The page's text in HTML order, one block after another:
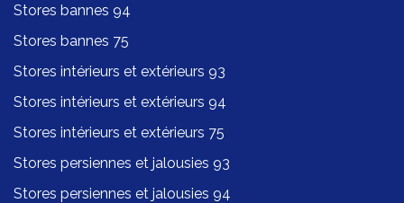
Stores bannes 94
Stores bannes 75
Stores intérieurs et extérieurs 93
Stores intérieurs et extérieurs 94
Stores intérieurs et extérieurs 75
Stores persiennes et jalousies 93
Stores persiennes et jalousies 94